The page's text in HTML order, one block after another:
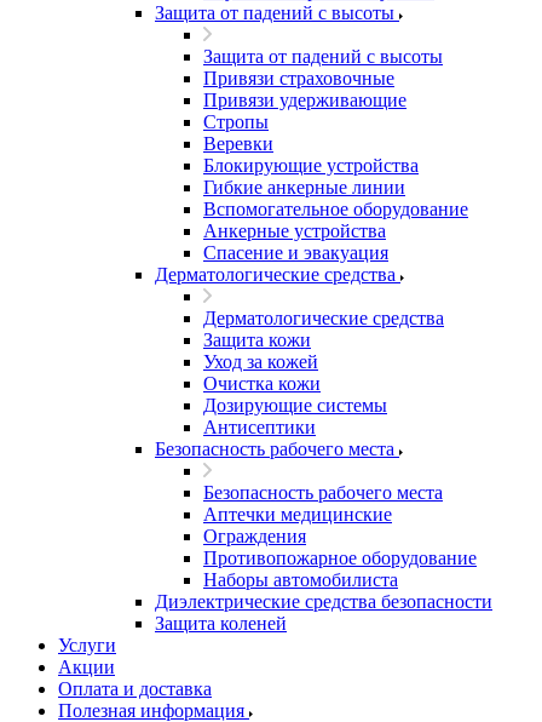
Защита от падений с высоты
Защита от падений с высоты
Привязи страховочные
Привязи удерживающие
Стропы
Веревки
Блокирующие устройства
Гибкие анкерные линии
Вспомогательное оборудование
Анкерные устройства
Спасение и эвакуация
Дерматологические средства
Дерматологические средства
Защита кожи
Уход за кожей
Очистка кожи
Дозирующие системы
Антисептики
Безопасность рабочего места
Безопасность рабочего места
Аптечки медицинские
Ограждения
Противопожарное оборудование
Наборы автомобилиста
Диэлектрические средства безопасности
Защита коленей
Услуги
Акции
Оплата и доставка
Полезная информация